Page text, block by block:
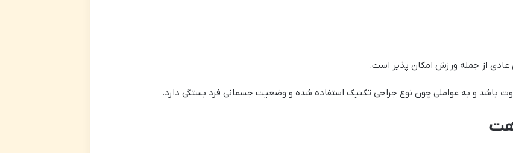
از جمله ورزش امکان پذیر است.
باشد و به عواملی چون نوع جراحی تکنیک استفاده شده و وضعیت جسمانی فرد بستگی دارد.